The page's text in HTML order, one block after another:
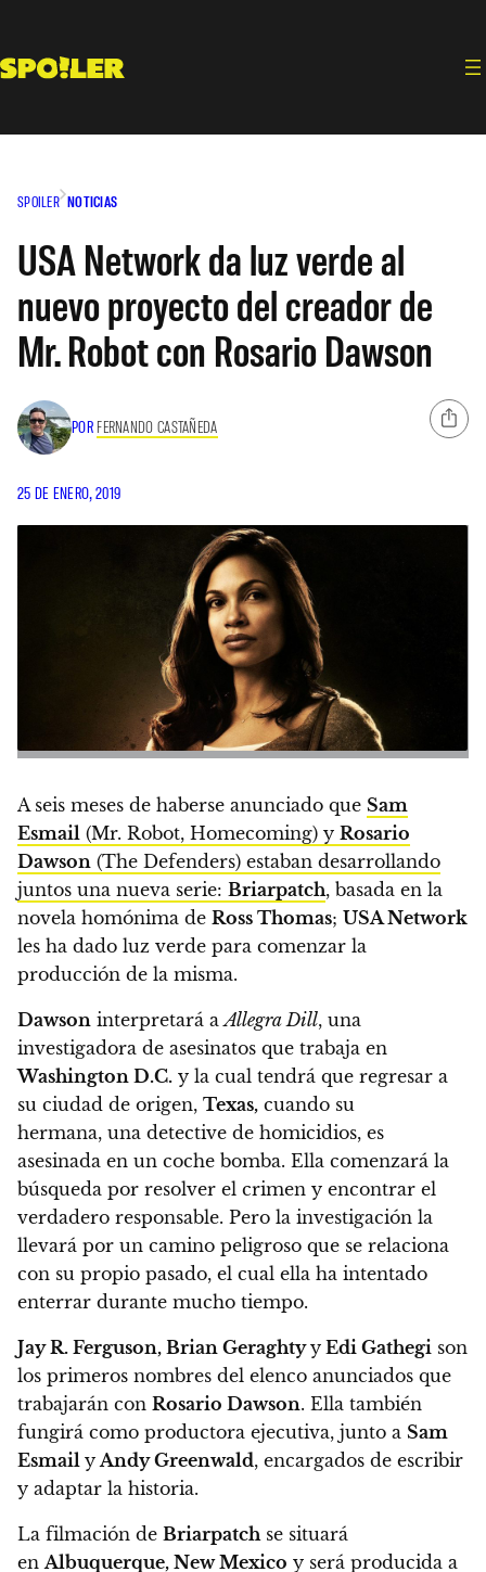
contenido
SPOILER NOTICIAS
USA Network da luz verde al
nuevo proyecto del creador de
Mr. Robot con Rosario Dawson
POR FERNANDO CASTAÑEDA
25 DE ENERO, 2019
A seis meses de haberse anunciado que Sam
Esmail (Mr. Robot, Homecoming) y Rosario
Dawson (The Defenders) estaban desarrollando
juntos una nueva serie: Briarpatch, basada en la
novela homónima de Ross Thomas; USA Network
les ha dado luz verde para comenzar la
producción de la misma.
Dawson interpretará aAllegra Dill, una
investigadora de asesinatos que trabaja en
Washington D.C. y la cual tendrá que regresar a
su ciudad de origen, Texas, cuando su
hermana, una detective de homicidios, es
asesinada en un coche bomba. Ella comenzará la
búsqueda por resolver el crimen y encontrar el
verdadero responsable. Pero la investigación la
llevará por un camino peligroso que se relaciona
con su propio pasado, el cual ella ha intentado
enterrar durante mucho tiempo.
Jay R. Ferguson, Brian Geraghtyy Edi Gathegi son
los primeros nombres del elenco anunciados que
trabajarán con Rosario Dawson. Ella también
fungirá como productora ejecutiva, junto a Sam
Esmail yAndy Greenwald, encargados de escribir
y adaptar la historia.
La filmación de Briarpatchse situará
enAlbuquerque, New Mexico y será producida a